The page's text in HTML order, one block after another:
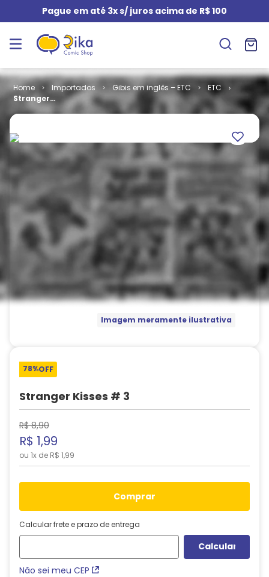
Pague em até 3x s/ juros acima de R$ 100
Importados Gibis em inglês – ETC
ETC
Stranger
Kisses # 3
Imagem meramente ilustrativa
78%OFF
Stranger Kisses # 3
R$ 8,90
R$ 1,99
ou 1x de R$ 1,99
comprar
Calcular frete e prazo de entrega
Não sei meu CEP